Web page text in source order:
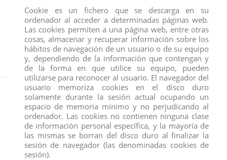
FIGURAS COMANSI FIGURA SPECTRA VONDERGEIST
Cookie es un fichero que se descarga en su
ordenador al acceder a determinadas páginas web.
Las cookies permiten a una página web, entre otras
cosas, almacenar y recuperar información sobre los
hábitos de navegación de un usuario o de su equipo
y, dependiendo de la información que contengan y
de la forma en que utilice su equipo, pueden
utilizarse para reconocer al usuario. El navegador del
usuario memoriza cookies en el disco duro
solamente durante la sesión actual ocupando un
espacio de memoria mínimo y no perjudicando al
ordenador. Las cookies no contienen ninguna clase
de información personal específica, y la mayoría de
las mismas se borran del disco duro al finalizar la
sesión de navegador (las denominadas cookies de
sesión).